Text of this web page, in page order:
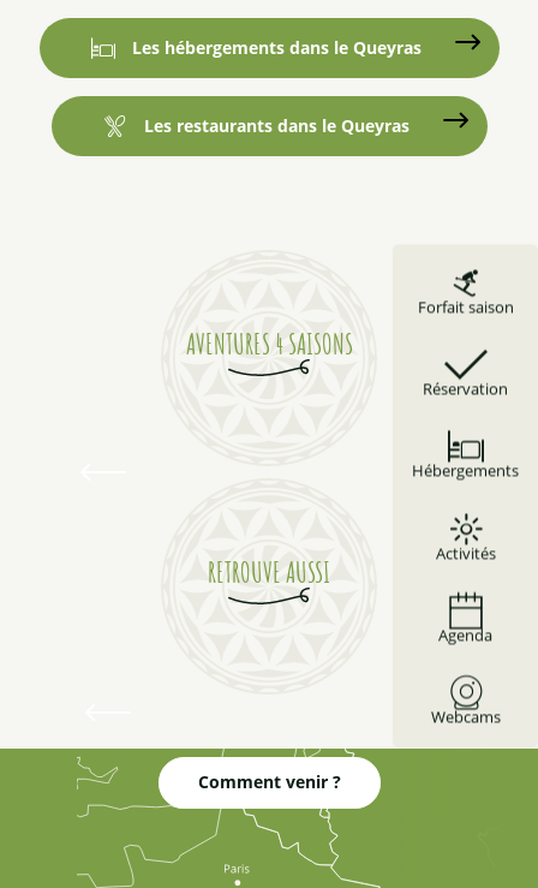
Forfait saison
Réservation
Hébergements
Activités
Agenda
Webcams
Les hébergements dans le Queyras
Les restaurants dans le Queyras
AVENTURES 4 SAISONS
La chaleur du jour, la fraîcheur de la nuit
RETROUVE AUSSI
Comment venir ?